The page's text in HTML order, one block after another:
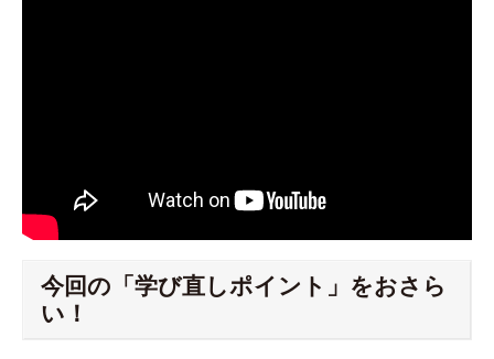
今回の「学び直しポイント」をおさら
い！